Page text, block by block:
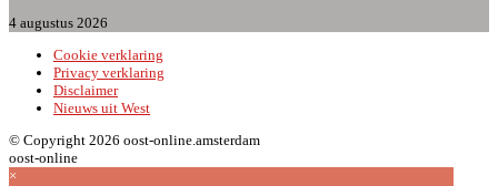
4 augustus 2026
Cookie verklaring
Privacy verklaring
Disclaimer
Nieuws uit West
© Copyright 2026 oost-online.amsterdam
oost-online
×